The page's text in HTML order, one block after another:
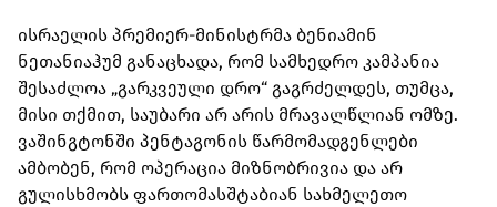
ისრაელის პრემიერ-მინისტრმა ბენიამინ
ნეთანიაჰუმ განაცხადა, რომ სამხედრო კამპანია
შესაძლოა „გარკვეული დრო“ გაგრძელდეს, თუმცა,
მისი თქმით, საუბარი არ არის მრავალწლიან ომზე.
ვაშინგტონში პენტაგონის წარმომადგენლები
ამბობენ, რომ ოპერაცია მიზნობრივია და არ
გულისხმობს ფართომასშტაბიან სახმელეთო